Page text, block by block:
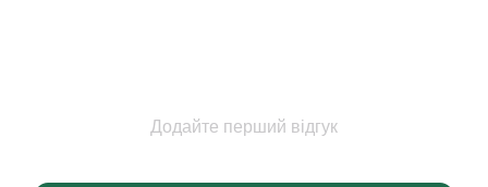
Додайте перший відгук